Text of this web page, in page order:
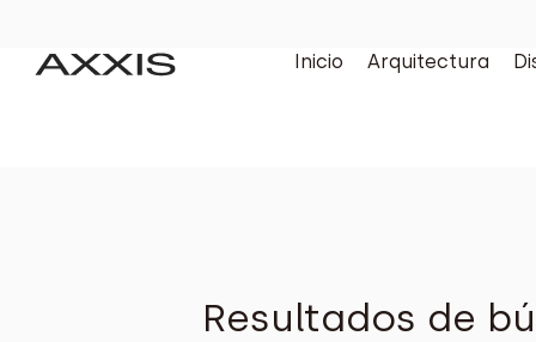
Inicio Arquitectura
Resultados de